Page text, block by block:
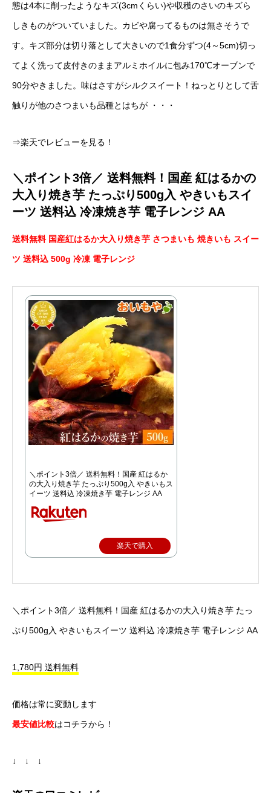
態は4本に削ったようなキズ(3cmくらい)や収穫のさいのキズら
しきものがついていました。カビや腐ってるものは無さそうで
す。キズ部分は切り落として大きいので1食分ずつ(4～5cm)切っ
てよく洗って皮付きのままアルミホイルに包み170℃オーブンで
90分やきました。味はさすがシルクスイート！ねっとりとして舌
触りが他のさつまいも品種とはちが ・・・
⇒楽天でレビューを見る！
＼ポイント3倍／ 送料無料！国産 紅はるかの
大入り焼き芋 たっぷり500g入 やきいもスイ
ーツ 送料込 冷凍焼き芋 電子レンジ AA
送料無料 国産紅はるか大入り焼き芋 さつまいも 焼きいも スイー
ツ 送料込 500g 冷凍 電子レンジ
＼ポイント3倍／ 送料無料！国産 紅はるか
の大入り焼き芋 たっぷり500g入 やきいもス
イーツ 送料込 冷凍焼き芋 電子レンジ AA
楽天で購入
＼ポイント3倍／ 送料無料！国産 紅はるかの大入り焼き芋 たっ
ぷり500g入 やきいもスイーツ 送料込 冷凍焼き芋 電子レンジ AA
1,780円 送料無料
価格は常に変動します
最安値比較はコチラから！
↓ ↓ ↓